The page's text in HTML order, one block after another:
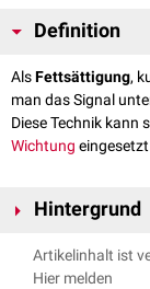
Definition
AlsFettsättigung,
man das Signal
Diese Technik kann
Wichtung
Hintergrund
Aufgrund seiner
Artikelinhalt ist
Hier melden